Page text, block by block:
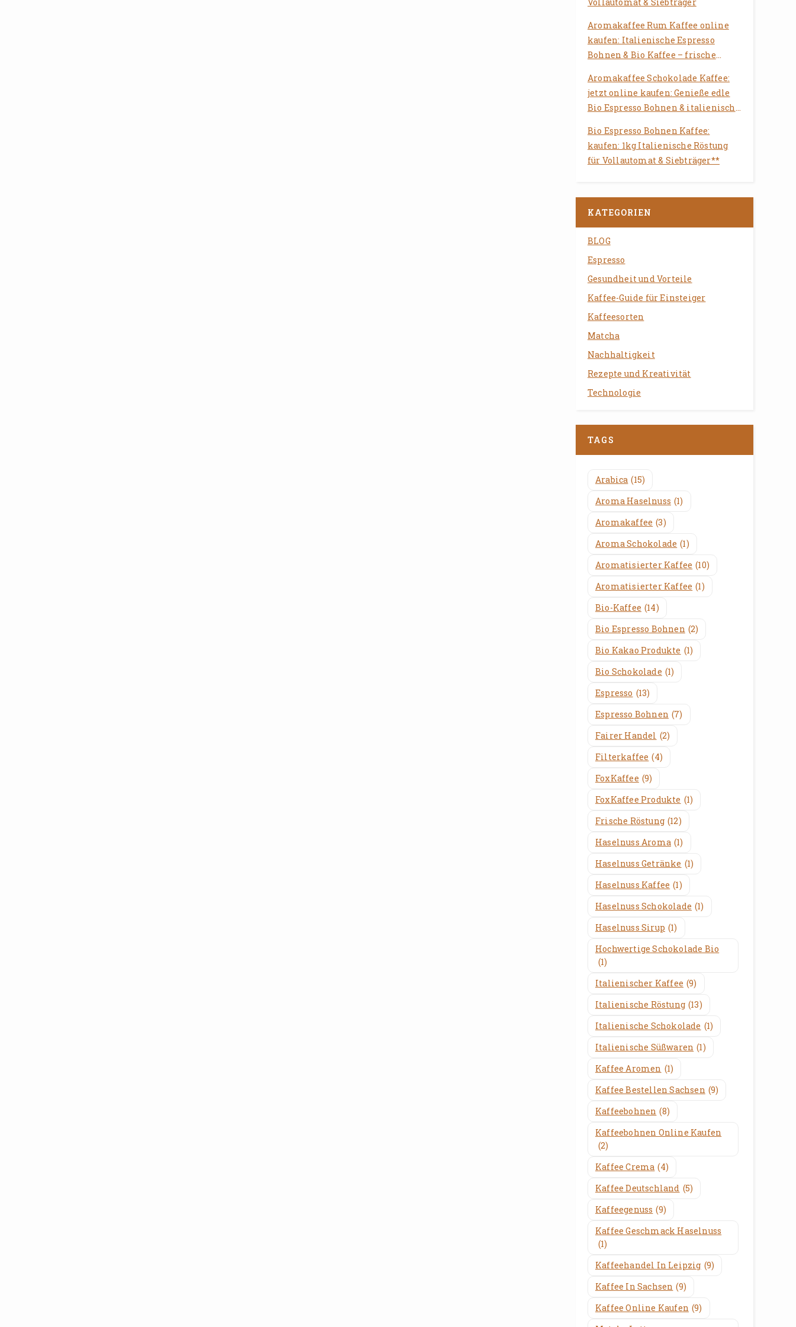
Vollautomat & Siebträger
Aromakaffee Rum Kaffee online
kaufen: Italienische Espresso
Bohnen & Bio Kaffee – frische
Siebträger
Aromakaffee Schokolade Kaffee:
jetzt online kaufen: Genieße edle
Bio Espresso Bohnen & italienische
Bio Espresso Bohnen Kaffee:
kaufen: 1kg Italienische Röstung
für Vollautomat & Siebträger**
KATEGORIEN
BLOG
Espresso
Gesundheit und Vorteile
Kaffee-Guide für Einsteiger
Kaffeesorten
Matcha
Nachhaltigkeit
Rezepte und Kreativität
Technologie
TAGS
Arabica (15)
Aroma Haselnuss (1)
Aromakaffee (3)
Aroma Schokolade (1)
Aromatisierter Kaffee (10)
Aromatisierter Kaffee (1)
Bio-Kaffee (14)
Bio Espresso Bohnen (2)
Bio Kakao Produkte (1)
Bio Schokolade (1)
Espresso (13)
Espresso Bohnen (7)
Fairer Handel (2)
Filterkaffee (4)
FoxKaffee (9)
FoxKaffee Produkte (1)
Frische Röstung (12)
Haselnuss Aroma (1)
Haselnuss Getränke (1)
Haselnuss Kaffee (1)
Haselnuss Schokolade (1)
Haselnuss Sirup (1)
Hochwertige Schokolade Bio
(1)
Italienischer Kaffee (9)
Italienische Röstung (13)
Italienische Schokolade (1)
Italienische Süßwaren (1)
Kaffee Aromen (1)
Kaffee Bestellen Sachsen (9)
Kaffeebohnen (8)
Kaffeebohnen Online Kaufen
(2)
Kaffee Crema (4)
Kaffee Deutschland (5)
Kaffeegenuss (9)
Kaffee Geschmack Haselnuss
(1)
Kaffeehandel In Leipzig (9)
Kaffee In Sachsen (9)
Kaffee Online Kaufen (9)